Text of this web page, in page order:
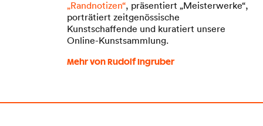
„Randnotizen“, präsentiert „Meisterwerke“,
porträtiert zeitgenössische
Kunstschaffende und kuratiert unsere
Online-Kunstsammlung.
Mehr von Rudolf Ingruber